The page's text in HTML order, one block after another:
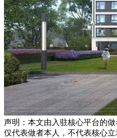
声明：本文由入驻核心平台的
仅代表做者本人，不代表核心